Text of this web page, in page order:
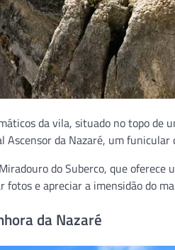
da vila, situado no topo de
Ascensor da Nazaré, um
do Suberco, que
e apreciar a imensidão do
da Nazaré